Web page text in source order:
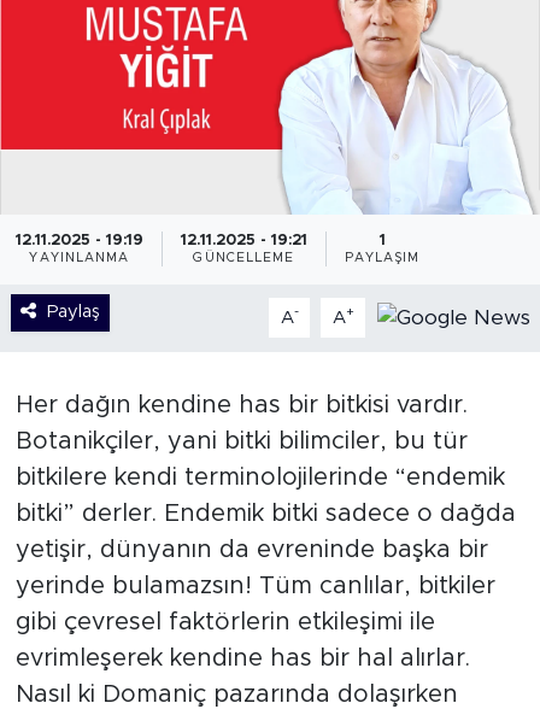
12.11.2025 - 19:19
YAYINLANMA
12.11.2025 - 19:21
GÜNCELLEME
1
PAYLAŞIM
Paylaş A- A+
Her dağın kendine has bir bitkisi vardır.
Botanikçiler, yani bitki bilimciler, bu tür
bitkilere kendi terminolojilerinde “endemik
bitki” derler. Endemik bitki sadece o dağda
yetişir, dünyanın da evreninde başka bir
yerinde bulamazsın! Tüm canlılar, bitkiler
gibi çevresel faktörlerin etkileşimi ile
evrimleşerek kendine has bir hal alırlar.
Nasıl ki Domaniç pazarında dolaşırken